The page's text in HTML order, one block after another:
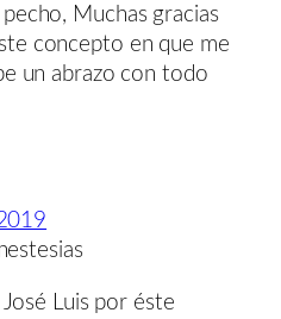
Muchas gracias
concepto en que me
un abrazo con todo
Luis por éste